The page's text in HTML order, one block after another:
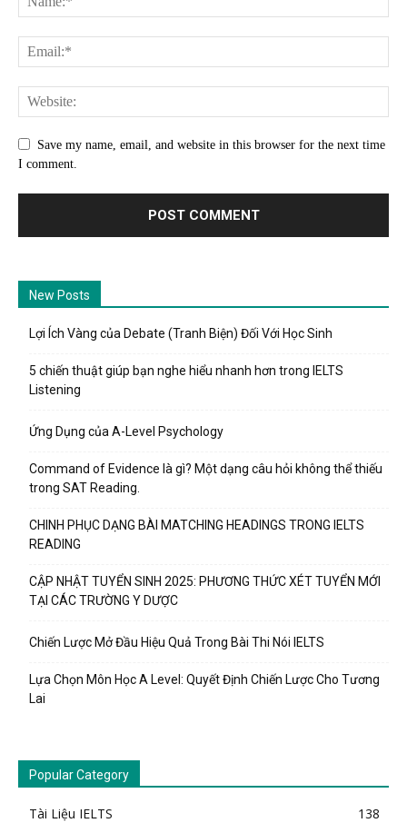
Save my name, email, and website in this browser for the next time
I comment.
New Posts
Lợi Ích Vàng của Debate (Tranh Biện) Đối Với Học Sinh
5 chiến thuật giúp bạn nghe hiểu nhanh hơn trong IELTS
Listening
Ứng Dụng của A-Level Psychology
Command of Evidence là gì? Một dạng câu hỏi không thể thiếu
trong SAT Reading.
CHINH PHỤC DẠNG BÀI MATCHING HEADINGS TRONG IELTS
READING
CẬP NHẬT TUYỂN SINH 2025: PHƯƠNG THỨC XÉT TUYỂN MỚI
TẠI CÁC TRƯỜNG Y DƯỢC
Chiến Lược Mở Đầu Hiệu Quả Trong Bài Thi Nói IELTS
Lựa Chọn Môn Học A Level: Quyết Định Chiến Lược Cho Tương
Lai
Popular Category
Tài Liệu IELTS
138